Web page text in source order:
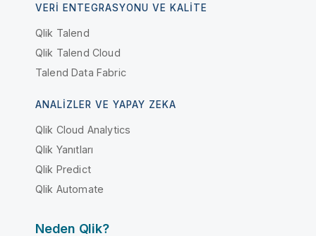
VERI ENTEGRASYONU VE KALITE
Qlik Talend
Qlik Talend Cloud
Talend Data Fabric
ANALIZLER VE YAPAY ZEKA
Qlik Cloud Analytics
Qlik Yanıtları
Qlik Predict
Qlik Automate
Neden Qlik?